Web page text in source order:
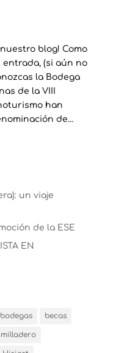
blog! Como
(si aún no
la Bodega
de la VIII
han
de...
un viaje
de la ESE
EN
becas